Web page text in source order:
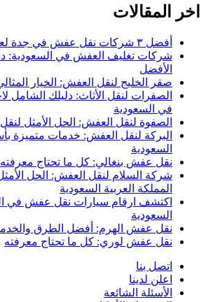
اخر المقالات
أفضل ٣ شركات نقل عفش في جدة لعام ٢٠٢٥ م
شركات تغليف العفش في السعودية:
الأفضل
صقر الخليج لنقل العفش: الخيار
الصفرات لنقل الأثاث: دليلك الشامل
في السعودية
الصفوة لنقل العفش: الحل الأمثل
البركة لنقل العفش: خدمات متميزة
السعودية
نقل عفش بنغالي: كل ما تحتاج
شركة السلام لنقل العفش: الحل
المملكة العربية السعودية
اكتشف ارقام سيارات نقل عفش في
السعودية
نقل عفش الهرم: أفضل الطرق
نقل عفش لوري: كل ما تحتاج معرفته
اتصل بنا
اعلن لدينا
الأسئلة الشائعة